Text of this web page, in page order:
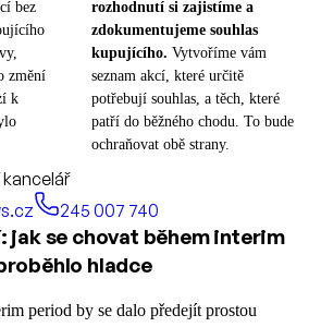
bez
změní
k
rozhodnutí si zajistíme a
zdokumentujeme souhlas
kupujícího. Vytvoříme vám
seznam akcí, které určitě
potřebují souhlas, a těch, které
patří do běžného chodu. To bude
ochraňovat obě strany.
245 007 740
jak se chovat během interim
hladce
period by se dalo předejít prostou